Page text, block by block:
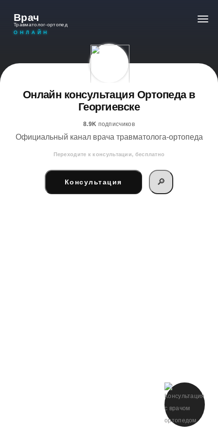
Врач
Травматолог-ортопед
ОНЛАЙН
Онлайн консультация Ортопеда в
Георгиевске
8.9K подписчиков
Официальный канал врача травматолога-ортопеда
Переходите к консультации, бесплатно
Консультация 🔎